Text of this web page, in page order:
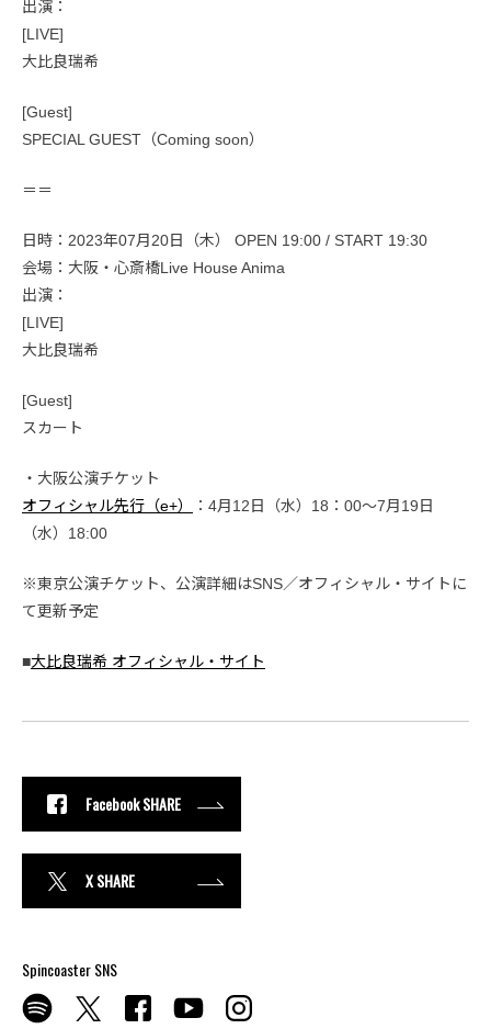
出演：
[LIVE]
大比良瑞希
[Guest]
SPECIAL GUEST（Coming soon）
＝＝
日時：2023年07月20日（木） OPEN 19:00 / START 19:30
会場：大阪・心斎橋Live House Anima
出演：
[LIVE]
大比良瑞希
[Guest]
スカート
・大阪公演チケット
オフィシャル先行（e+）
：4⽉12⽇（水）18：00〜7月19日
（水）18:00
※東京公演チケット、公演詳細はSNS／オフィシャル・サイトに
て更新予定
■大比良瑞希 オフィシャル・サイト
Facebook SHARE
X SHARE
Spincoaster SNS